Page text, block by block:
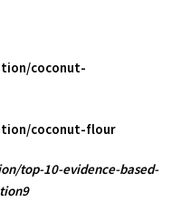
coconut-
coconut-flour
top-10-evidence-based-